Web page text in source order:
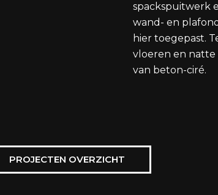
spackspuitwerk
wand- en
hier toegepast.
vloeren en natte
van beton-ciré.
PROJECTEN OVERZICHT